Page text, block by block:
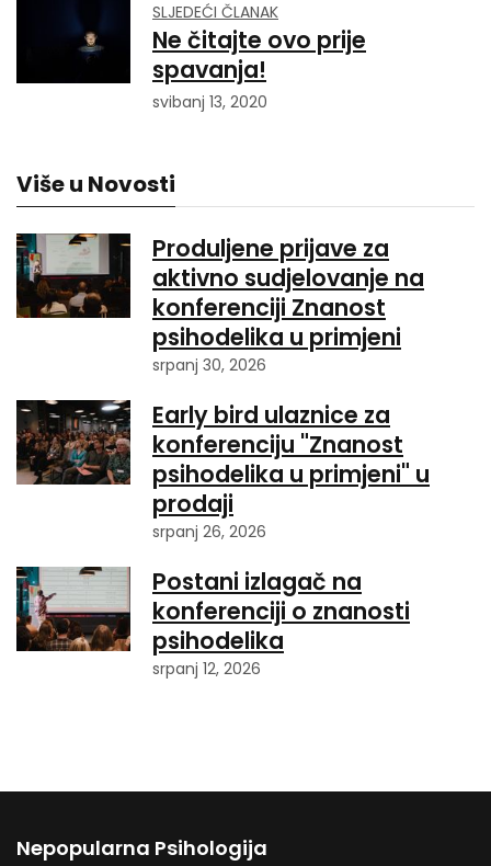
SLJEDEĆI ČLANAK
Ne čitajte ovo prije
spavanja!
svibanj 13, 2020
Više u Novosti
Produljene prijave za
aktivno sudjelovanje na
konferenciji Znanost
psihodelika u primjeni
srpanj 30, 2026
Early bird ulaznice za
konferenciju "Znanost
psihodelika u primjeni" u
prodaji
srpanj 26, 2026
Postani izlagač na
konferenciji o znanosti
psihodelika
srpanj 12, 2026
Nepopularna Psihologija